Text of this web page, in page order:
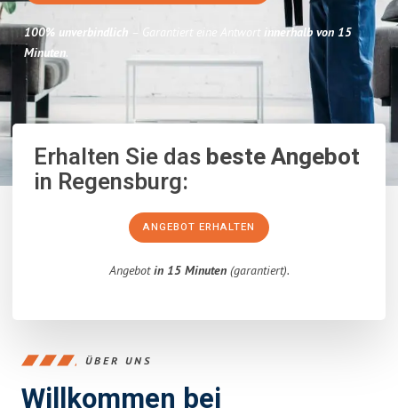
100% unverbindlich
innerhalb von 15
Minuten.
Erhalten Sie dasbeste Angebot
in Regensburg:
ANGEBOT ERHALTEN
Angebotin 15 Minuten(garantiert).
ÜBER UNS
Willkommen bei